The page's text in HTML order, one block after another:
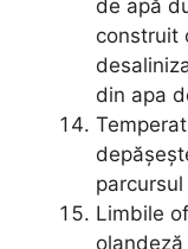
de apă
construit
din apa
Limbile